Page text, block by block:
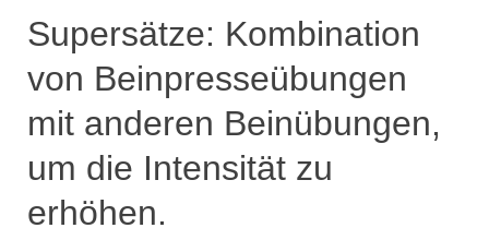
Supersätze: Kombination
von Beinpresseübungen
mit anderen Beinübungen,
um die Intensität zu
erhöhen.